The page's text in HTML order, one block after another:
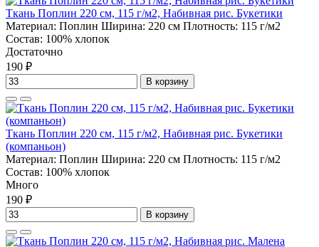
Ткань Поплин 220 см, 115 г/м2, Набивная рис. Букетики
Материал: Поплин Ширина: 220 см Плотность: 115 г/м2
Состав: 100% хлопок
Достаточно
190 ₽
В корзину
Ткань Поплин 220 см, 115 г/м2, Набивная рис. Букетики
(компаньон)
Материал: Поплин Ширина: 220 см Плотность: 115 г/м2
Состав: 100% хлопок
Много
190 ₽
В корзину